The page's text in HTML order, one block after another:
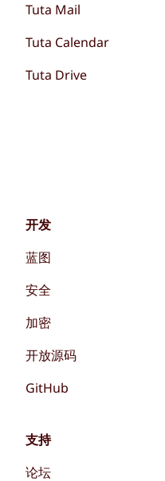
Tuta Mail
Tuta Calendar
Tuta Drive
开发
蓝图
安全
加密
开放源码
GitHub
支持
论坛